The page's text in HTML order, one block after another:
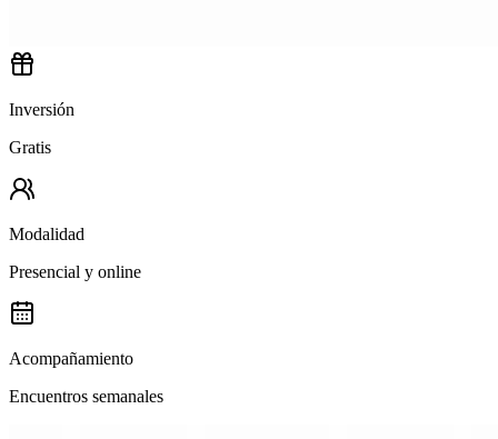
Inversión
Gratis
Modalidad
Presencial y online
Acompañamiento
Encuentros semanales